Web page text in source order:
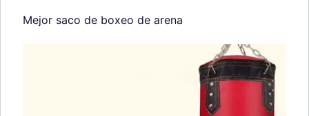
Mejor saco de boxeo de arena